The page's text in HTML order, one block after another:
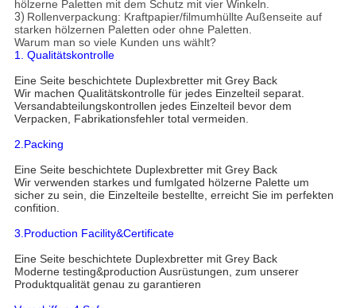
hölzerne Paletten mit dem Schutz mit vier Winkeln.
3) Rollenverpackung: Kraftpapier/filmumhüllte Außenseite auf
starken hölzernen Paletten oder ohne Paletten.
Warum man so viele Kunden uns wählt?
1. Qualitätskontrolle
Eine Seite beschichtete Duplexbretter mit Grey Back
Wir machen Qualitätskontrolle für jedes Einzelteil separat.
Versandabteilungskontrollen jedes Einzelteil bevor dem
Verpacken, Fabrikationsfehler total vermeiden.
2.Packing
Eine Seite beschichtete Duplexbretter mit Grey Back
Wir verwenden starkes und fumlgated hölzerne Palette um
sicher zu sein, die Einzelteile bestellte, erreicht Sie im perfekten
confition.
3.Production Facility&Certificate
Eine Seite beschichtete Duplexbretter mit Grey Back
Moderne testing&production Ausrüstungen, zum unserer
Produktqualität genau zu garantieren